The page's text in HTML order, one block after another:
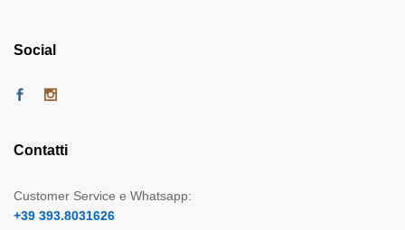
Social
Contatti
Customer Service e Whatsapp:
+39 393.8031626